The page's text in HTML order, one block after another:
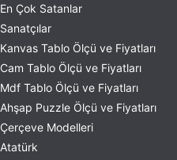
En Çok Satanlar
Sanatçılar
Kanvas Tablo Ölçü ve Fiyatları
Cam Tablo Ölçü ve Fiyatları
Mdf Tablo Ölçü ve Fiyatları
Ahşap Puzzle Ölçü ve Fiyatları
Çerçeve Modelleri
Atatürk